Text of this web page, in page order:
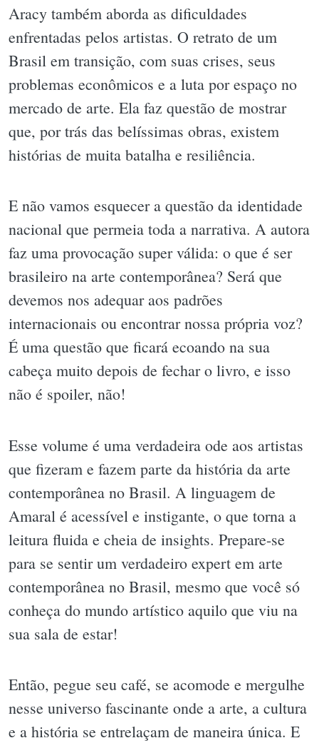
Aracy também aborda as dificuldades
enfrentadas pelos artistas. O retrato de um
Brasil em transição, com suas crises, seus
problemas econômicos e a luta por espaço no
mercado de arte. Ela faz questão de mostrar
que, por trás das belíssimas obras, existem
histórias de muita batalha e resiliência.
E não vamos esquecer a questão da identidade
nacional que permeia toda a narrativa. A autora
faz uma provocação super válida: o que é ser
brasileiro na arte contemporânea? Será que
devemos nos adequar aos padrões
internacionais ou encontrar nossa própria voz?
É uma questão que ficará ecoando na sua
cabeça muito depois de fechar o livro, e isso
não é spoiler, não!
Esse volume é uma verdadeira ode aos artistas
que fizeram e fazem parte da história da arte
contemporânea no Brasil. A linguagem de
Amaral é acessível e instigante, o que torna a
leitura fluida e cheia de insights. Prepare-se
para se sentir um verdadeiro expert em arte
contemporânea no Brasil, mesmo que você só
conheça do mundo artístico aquilo que viu na
sua sala de estar!
Então, pegue seu café, se acomode e mergulhe
nesse universo fascinante onde a arte, a cultura
e a história se entrelaçam de maneira única. E